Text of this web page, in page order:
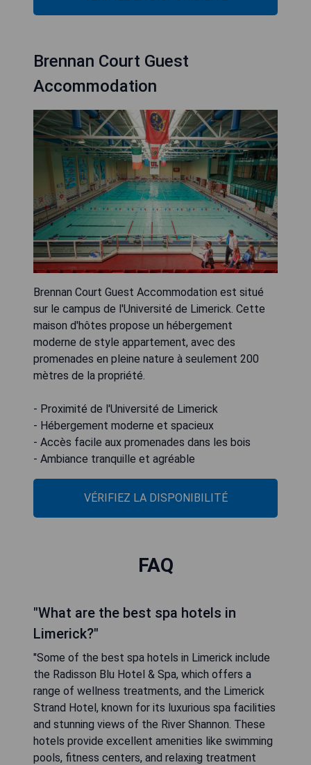
Brennan Court Guest
Accommodation
Brennan Court Guest Accommodation est situé
sur le campus de l'Université de Limerick. Cette
maison d'hôtes propose un hébergement
moderne de style appartement, avec des
promenades en pleine nature à seulement 200
mètres de la propriété.
- Proximité de l'Université de Limerick
- Hébergement moderne et spacieux
- Accès facile aux promenades dans les bois
- Ambiance tranquille et agréable
VÉRIFIEZ LA DISPONIBILITÉ
FAQ
"What are the best spa hotels in
Limerick?"
"Some of the best spa hotels in Limerick include
the Radisson Blu Hotel & Spa, which offers a
range of wellness treatments, and the Limerick
Strand Hotel, known for its luxurious spa facilities
and stunning views of the River Shannon. These
hotels provide excellent amenities like swimming
pools, fitness centers, and relaxing treatment